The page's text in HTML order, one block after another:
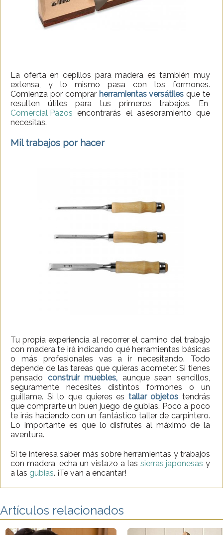
La oferta en cepillos para madera es también muy
extensa, y lo mismo pasa con los formones.
Comienza por comprar herramientas versátiles que te
resulten útiles para tus primeros trabajos. En
Comercial Pazos encontrarás el asesoramiento que
necesitas.
Mil trabajos por hacer
Tu propia experiencia al recorrer el camino del trabajo
con madera te irá indicando qué herramientas básicas
o más profesionales vas a ir necesitando. Todo
depende de las tareas que quieras acometer. Si tienes
pensado construir muebles, aunque sean sencillos,
seguramente necesites distintos formones o un
guillame. Si lo que quieres es tallar objetos tendrás
que comprarte un buen juego de gubias. Poco a poco
te irás haciendo con un fantástico taller de carpintero.
Lo importante es que lo disfrutes al máximo de la
aventura.
Si te interesa saber más sobre herramientas y trabajos
con madera, echa un vistazo a las sierras japonesas y
a las gubias. ¡Te van a encantar!
Artículos relacionados